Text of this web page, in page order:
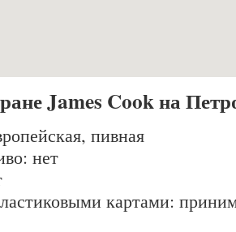
James Cook на
пивная
нет
картами: